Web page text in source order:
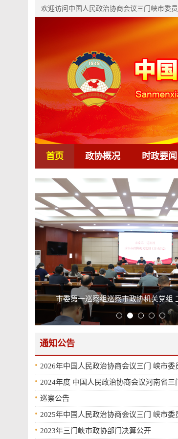
欢迎访问中国人民政治协商会议三门峡市委员
首页 政协概况 时政要闻
市政协缓解城市停车难问题专题协
通知公告
2026年中国人民政治协商会议三门 峡市委
室预算公开
2024年度 中国人民政治协商会议河南省三
员会部门决算
巡察公告
2025年中国人民政治协商会议三门 峡市委
室预算公开
2023年三门峡市政协部门决算公开